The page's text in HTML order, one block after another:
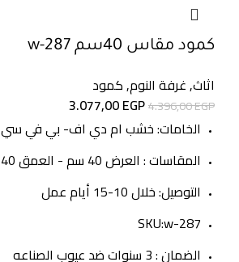
كمود مقاس 40سم w-287
اثاث,غرفة النوم,كمود
4.396,00EGP
3.077,00EGP
الخامات: خشب ام دي اف- بي في سي
المقاسات : العرض 40 سم - العمق 40 سم - الأرتفاع 60 سم
التوصيل: خلال 10-15 أيام عمل
SKU:w-287
الضمان : 3 سنوات ضد عيوب الصناعه